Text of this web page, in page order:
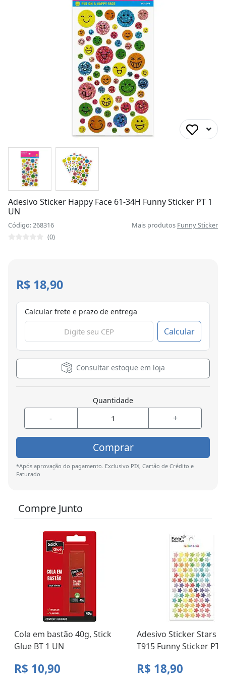
Adesivo Sticker Happy Face 61-34H Funny Sticker PT 1
UN
Código: 268316 Mais produtos Funny Sticker
(0)
R$ 18,90
Calcular frete e prazo de entrega
Calcular
Consultar estoque em loja
Quantidade
- +
Comprar
*Após aprovação do pagamento. Exclusivo PIX, Cartão de Crédito e
Faturado
Compre Junto
Cola em bastão 40g, Stick
Glue BT 1 UN
R$ 10,90
Adesivo Sticker Stars
T915 Funny Sticker PT
R$ 18,90